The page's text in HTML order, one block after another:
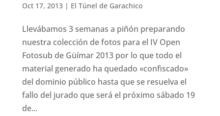
Oct 17, 2013| El Túnel de Garachico
Llevábamos 3 semanas a piñón preparando
nuestra colección de fotos para el IV Open
Fotosub de Güímar 2013 por lo que todo el
material generado ha quedado «confiscado»
del dominio público hasta que se resuelva el
fallo del jurado que será el próximo sábado 19
de...